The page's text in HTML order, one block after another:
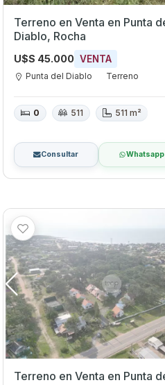
Terreno en Venta en Punta del
Diablo, Rocha
U$S 45.000 VENTA
Punta del Diablo Terreno
0 511 511 m²
Consultar Whatsapp
Terreno en Venta en Punta del